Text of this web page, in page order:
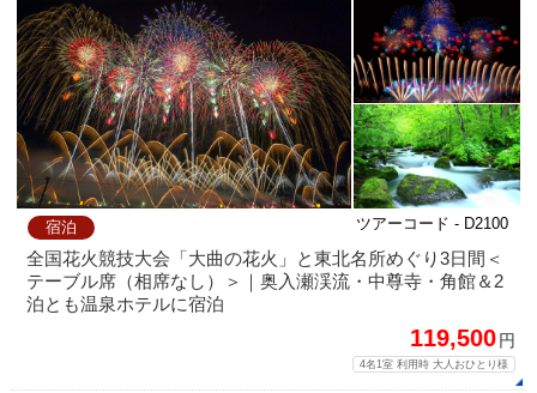
宿泊 ツアーコード - D2100
全国花火競技大会「大曲の花火」と東北名所めぐり3日間＜
テーブル席（相席なし）＞｜奥入瀬渓流・中尊寺・角館＆2
泊とも温泉ホテルに宿泊
119,500 円
4名1室 利用時 大人おひとり様